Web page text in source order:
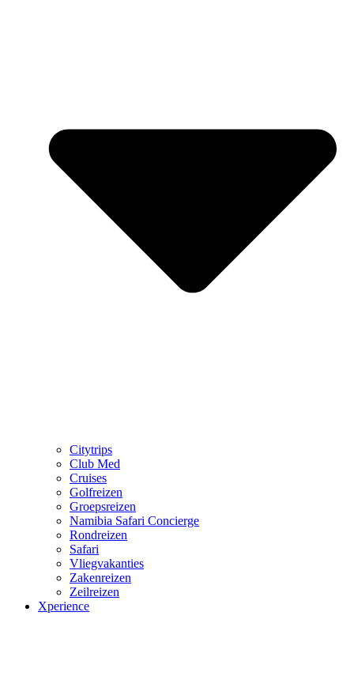
Citytrips
Club Med
Cruises
Golfreizen
Groepsreizen
Namibia Safari Concierge
Rondreizen
Safari
Vliegvakanties
Zakenreizen
Zeilreizen
Xperience